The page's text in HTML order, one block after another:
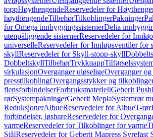
toppHøythengendeReservedeler for
høythengendeTilbehørTilkoblingerPakninger
for Omega innbyggingssisternerDelta
utenpåliggende sisternerReservedeler for
universelleReservedeler for Innløpsventiler for
skyllReservedeler for Skyll-stopp-skyll
DobbeltskyllTilbehørTrykknapp
sirkulasjonOverganger uløseligeOverganger
presstilkoblingOvergangsstykker og
flensforbindelserForbruksmateriellGeberit
rørSystempakningerGeberit MeplaSystemrør
ReduksjonerAlbueReservedeler for AlbueT-rør
forbindelser, løsbareReservedeler for
varmeReservedeler for Tilkoblinger for varme
StålReservedeler for Geberit Mapress Syrefast